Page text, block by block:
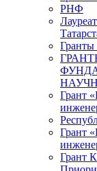
РНФ
Гранты
Грант
Грант
Грант